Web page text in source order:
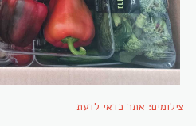
צילומים: אתר כדאי לדעת